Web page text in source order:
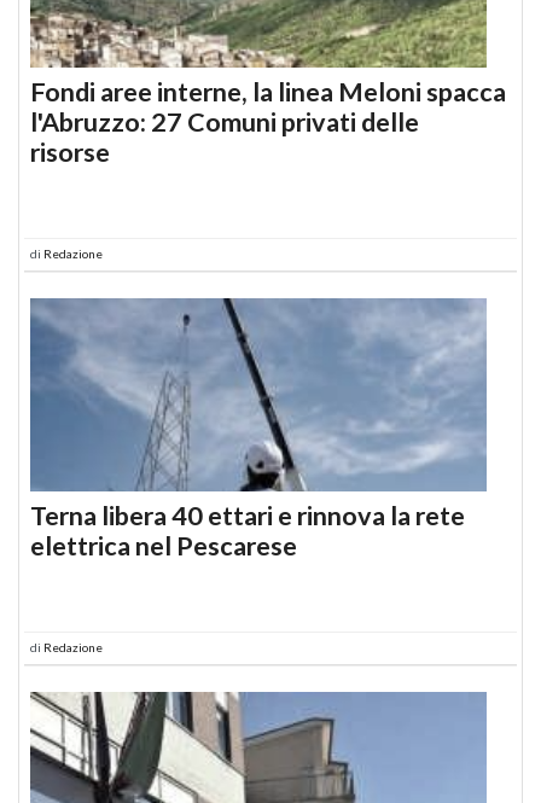
Fondi aree interne, la linea Meloni spacca
l'Abruzzo: 27 Comuni privati delle
risorse
di Redazione
Terna libera 40 ettari e rinnova la rete
elettrica nel Pescarese
di Redazione